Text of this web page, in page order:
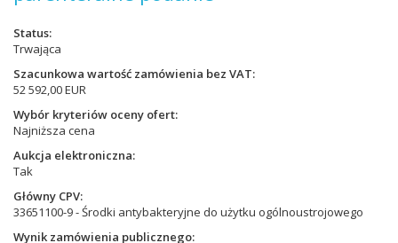
Status
Trwająca
Szacunkowa wartość zamówienia bez VAT
52 592,00 EUR
Wybór kryteriów oceny ofert
Najniższa cena
Aukcja elektroniczna
Tak
Główny CPV
33651100-9 - Środki antybakteryjne do użytku ogólnoustrojowego
Wynik zamówienia publicznego